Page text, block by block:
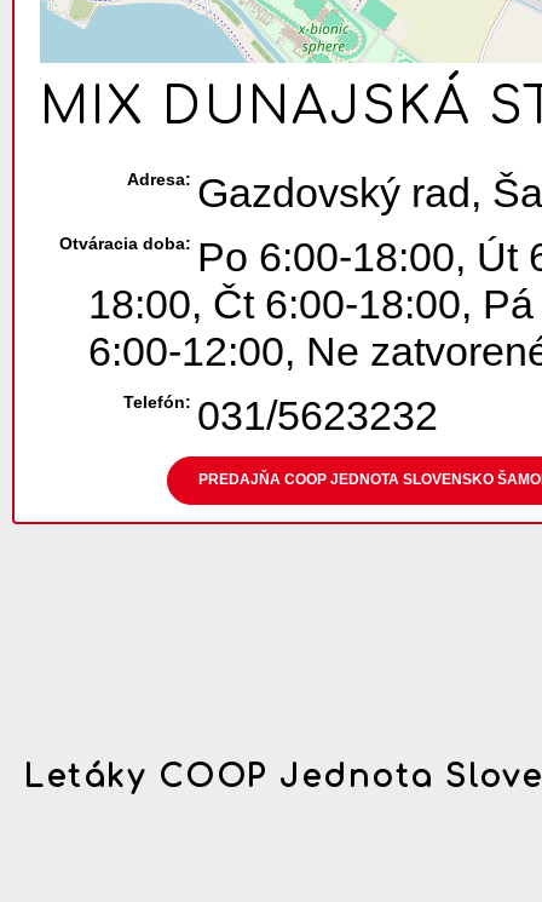
MIX DUNAJSKÁ
Adresa: Gazdovský rad,
Otváracia doba: Po 6:00-18:00, Út
18:00, Čt 6:00-18:00,
6:00-12:00, Ne
Telefón: 031/5623232
PREDAJŇA COOP JEDNOTA SLOVENSKO
Letáky COOP Jednota